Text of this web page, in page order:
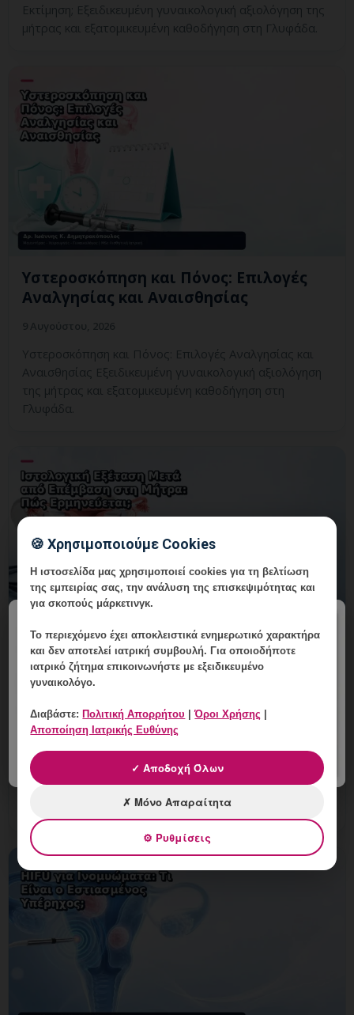
Εκτίμηση; Εξειδικευμένη γυναικολογική αξιολόγηση της
μήτρας και εξατομικευμένη καθοδήγηση στη Γλυφάδα.
Υστεροσκόπηση και Πόνος: Επιλογές
Αναλγησίας και Αναισθησίας
Υστεροσκόπηση και Πόνος: Επιλογές Αναλγησίας και
Αναισθησίας Εξειδικευμένη γυναικολογική αξιολόγηση
της μήτρας και εξατομικευμένη καθοδήγηση στη
Γλυφάδα.
Ιστολογική Εξέταση Μετά από
Επέμβαση στη Μήτρα: Πώς
9 Αυγούστου, 2026
Ιστολογική Εξέταση Μετά από Επέμβαση στη Μήτρα:
Πώς Ερμηνεύεται; Εξειδικευμένη γυναικολογική
αξιολόγηση της μήτρας και εξατομικευμένη καθοδήγηση
🍪 Χρησιμοποιούμε Cookies
Η ιστοσελίδα μας χρησιμοποιεί cookies για τη βελτίωση
της εμπειρίας σας, την ανάλυση της επισκεψιμότητας και
για σκοπούς μάρκετινγκ.
Το περιεχόμενο έχειαποκλειστικά ενημερωτικό χαρακτήρα
και δεν αποτελεί ιατρική συμβουλή. Για οποιοδήποτε
ιατρικό ζήτημα επικοινωνήστε με εξειδικευμένο
γυναικολόγο.
Διαβάστε: Πολιτική Απορρήτου |Όροι Χρήσης
Αποποίηση Ιατρικής Ευθύνης
✓ Αποδοχή Όλων
✗ Μόνο Απαραίτητα
⚙ Ρυθμίσεις